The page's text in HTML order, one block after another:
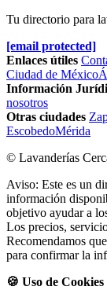
Tu directorio para
[email protected]
Enlaces útiles
Ciudad de México
Información
nosotros
Otras ciudades
EscobedoMérida
© Lavanderías
Aviso: Este es un
información
objetivo ayudar a
Los precios,
Recomendamos
para confirmar la
🍪 Uso de Cookies